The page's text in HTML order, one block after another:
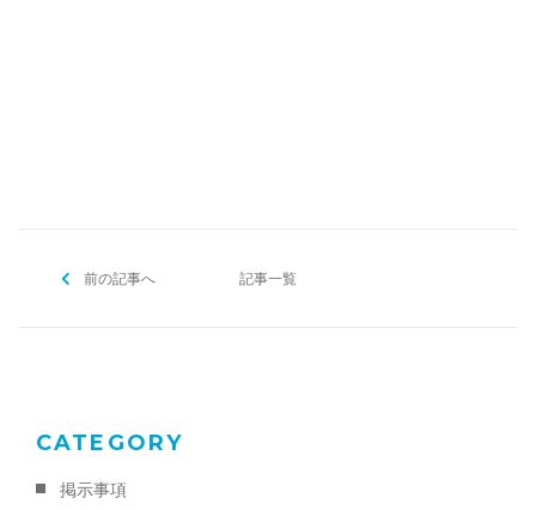
前の記事へ 記事一覧
CATEGORY
掲示事項